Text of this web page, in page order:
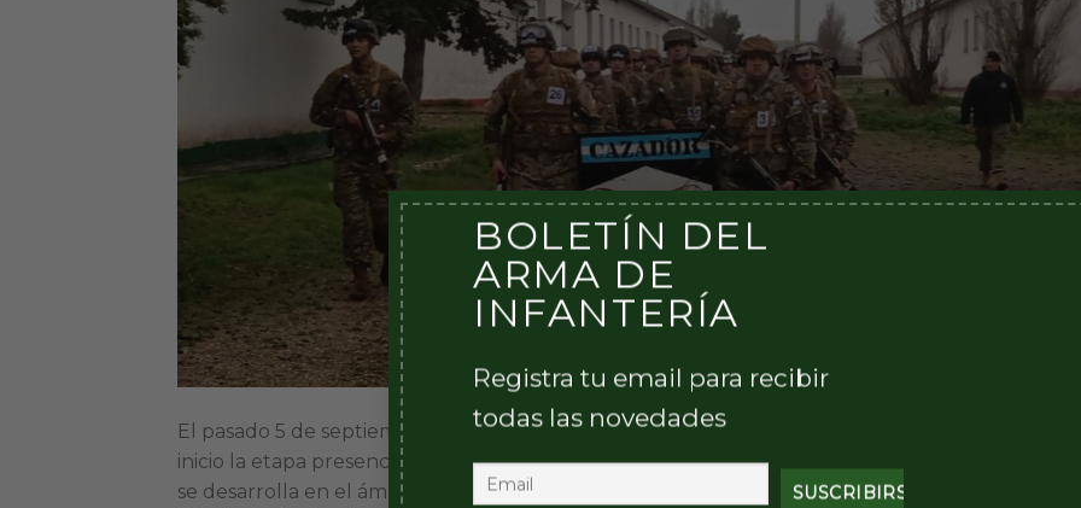
BOLETÍN DEL
ARMA DE
INFANTERÍA
Registra tu email para recibir
todas las novedades
El pasado 5 de septiembre, luego de haber finalizado la etapa a distancia y de pre-selección, dio
inicio la etapa presencial del Curso de selección y formación de Cazadores Patagónicos. El
se desarrolla en el ámbito de la Brigada Mecanizada IX (Br Mec IX) con asiento en Comodoro